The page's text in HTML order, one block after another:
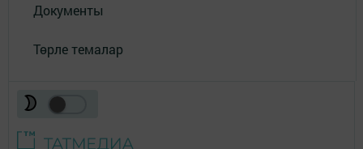
Документы
Төрле темалар